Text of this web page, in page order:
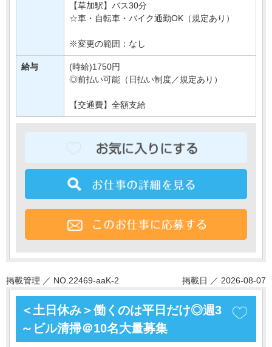
【草加駅】バス30分
☆車・自転車・バイク通勤OK（規定あり）
※変更の範囲：なし
給与
(時給)1750円
◎前払い可能（日払い制度／規定あり）
【交通費】全額支給
掲載管理 ／ NO.22469-aaK-2 掲載日 ／ 2026-08-07
＜土日休み＞働くのは平日だけ◎週3
～ビル清掃＠10名大量募集